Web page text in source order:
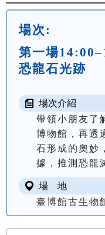
場次:
第一場
恐龍石光跡
場次介紹
帶領小朋友了
博物館，再透
石形成的奧妙
據，推測恐龍
場 地
臺博館古生物